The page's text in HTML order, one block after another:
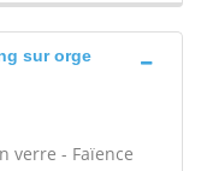
sur orge
verre - Faïence